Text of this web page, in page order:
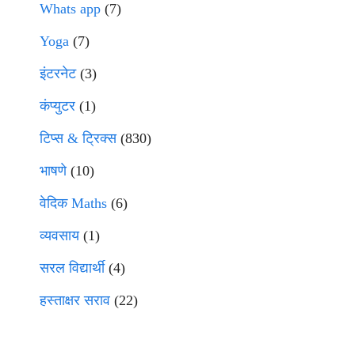
Whats app (7)
Yoga (7)
इंटरनेट(3)
कंप्युटर (1)
टिप्स & ट्रिक्स(830)
भाषणे(10)
वेदिक Maths (6)
व्यवसाय(1)
सरल विद्यार्थी(4)
हस्ताक्षर सराव (22)